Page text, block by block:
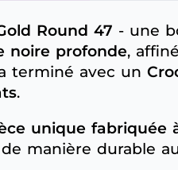
Round 47 - une
noire profonde,
terminé avec un
.
unique fabriquée
manière durable